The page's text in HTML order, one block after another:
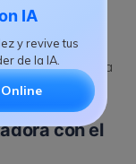
IA
y revive tus
de la IA.
a su
solo tienes
durante 5 a
con el